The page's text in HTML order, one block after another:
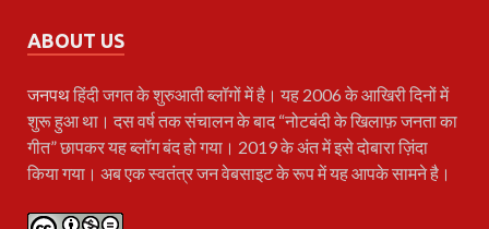
ABOUT US
जनपथहिंदी जगत के शुरुआती ब्लॉगों में है। यह 2006 के आखिरी दिनों में
शुरू हुआ था। दस वर्ष तक संचालन के बाद “नोटबंदी के खिलाफ़ जनता का
गीत” छापकर यह ब्लॉग बंद हो गया। 2019 के अंत में इसे दोबारा ज़िंदा
किया गया। अब एक स्वतंत्र जन वेबसाइट के रूप में यह आपके सामने है।